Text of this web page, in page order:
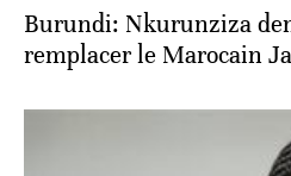
Burundi: Nkurunziza
remplacer le Marocain